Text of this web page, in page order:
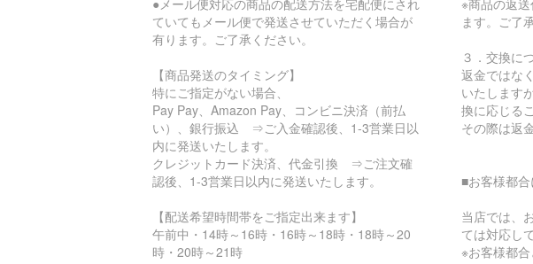
●メール便対応の商品の配送方法を宅配便にされ
ていてもメール便で発送させていただく場合が
有ります。ご了承ください。
【商品発送のタイミング】
特にご指定がない場合、
Pay Pay、Amazon Pay、コンビニ決済（前払
い）、銀行振込 ⇒ご入金確認後、1-3営業日以
内に発送いたします。
クレジットカード決済、代金引換 ⇒ご注文確
認後、1-3営業日以内に発送いたします。
【配送希望時間帯をご指定出来ます】
午前中・14時～16時・16時～18時・18時～20
時・20時～21時
※商品の返
ます。ご了
３．交換に
返金ではな
いたします
換に応じる
その際は返
■お客様都
当店では、
ては対応し
※お客様都